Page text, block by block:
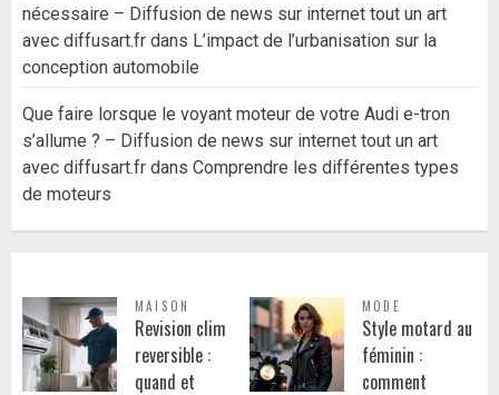
nécessaire – Diffusion de news sur internet tout un art
avec diffusart.fr dans L’impact de l’urbanisation sur la
conception automobile
Que faire lorsque le voyant moteur de votre Audi e-tron
s’allume ? – Diffusion de news sur internet tout un art
avec diffusart.fr dans Comprendre les différentes types
de moteurs
MAISON
Revision clim
reversible :
quand et
MODE
Style motard au
féminin :
comment